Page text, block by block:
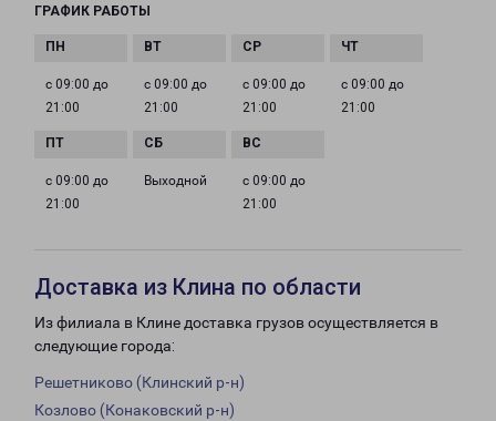
ГРАФИК РАБОТЫ
с 09:00 до
21:00
с 09:00 до
21:00
с 09:00 до
21:00
с 09:00 до
21:00
с 09:00 до
21:00
Выходной
с 09:00 до
21:00
Доставка из Клина по области
Из филиала в Клине доставка грузов осуществляется в
следующие города:
Решетниково (Клинский р-н)
Козлово (Конаковский р-н)